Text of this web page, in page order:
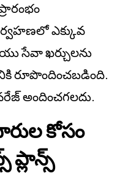
ఎక్కువ
సేవా ఖర్చులను
రూపొందించబడింది.
అందించగలదు.
కోసం
ప్లాన్స్